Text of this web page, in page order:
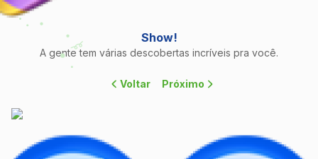
Show!
A gente tem várias descobertas incríveis pra você.
Voltar Próximo